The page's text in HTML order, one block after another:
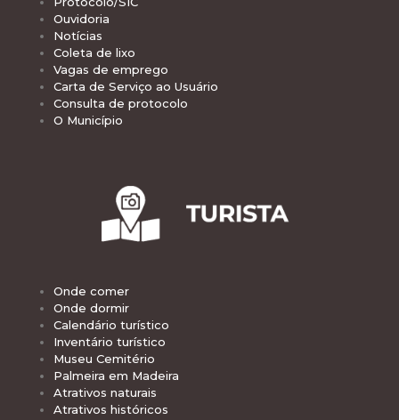
Ouvidoria
Notícias
Coleta de lixo
Vagas de emprego
Carta de Serviço ao Usuário
Consulta de protocolo
O Município
Onde comer
Onde dormir
Calendário turístico
Inventário turístico
Museu Cemitério
Palmeira em Madeira
Atrativos naturais
Atrativos históricos